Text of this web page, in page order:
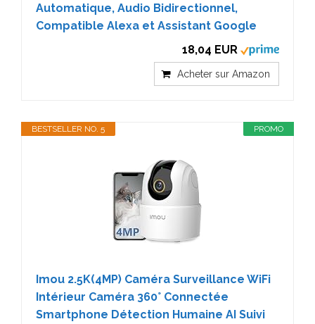
Automatique, Audio Bidirectionnel,
Compatible Alexa et Assistant Google
18,04 EUR
Acheter sur Amazon
PROMO
BESTSELLER NO. 5
Imou 2.5K(4MP) Caméra Surveillance WiFi
Intérieur Caméra 360° Connectée
Smartphone Détection Humaine AI Suivi